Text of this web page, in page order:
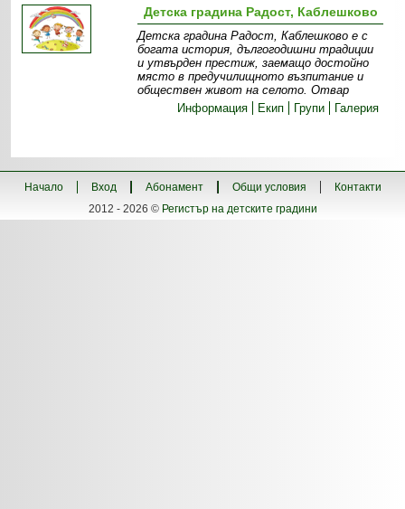
Детска градина Радост, Каблешково
Детска градина Радост, Каблешково е с
богата история, дългогодишни традиции
и утвърден престиж, заемащо достойно
място в предучилищното възпитание и
обществен живот на селото. Отвар
Информация
Екип Групи Галерия
Начало Вход Абонамент Общи условия
Контакти
2012 - 2026 © Регистър на детските градини